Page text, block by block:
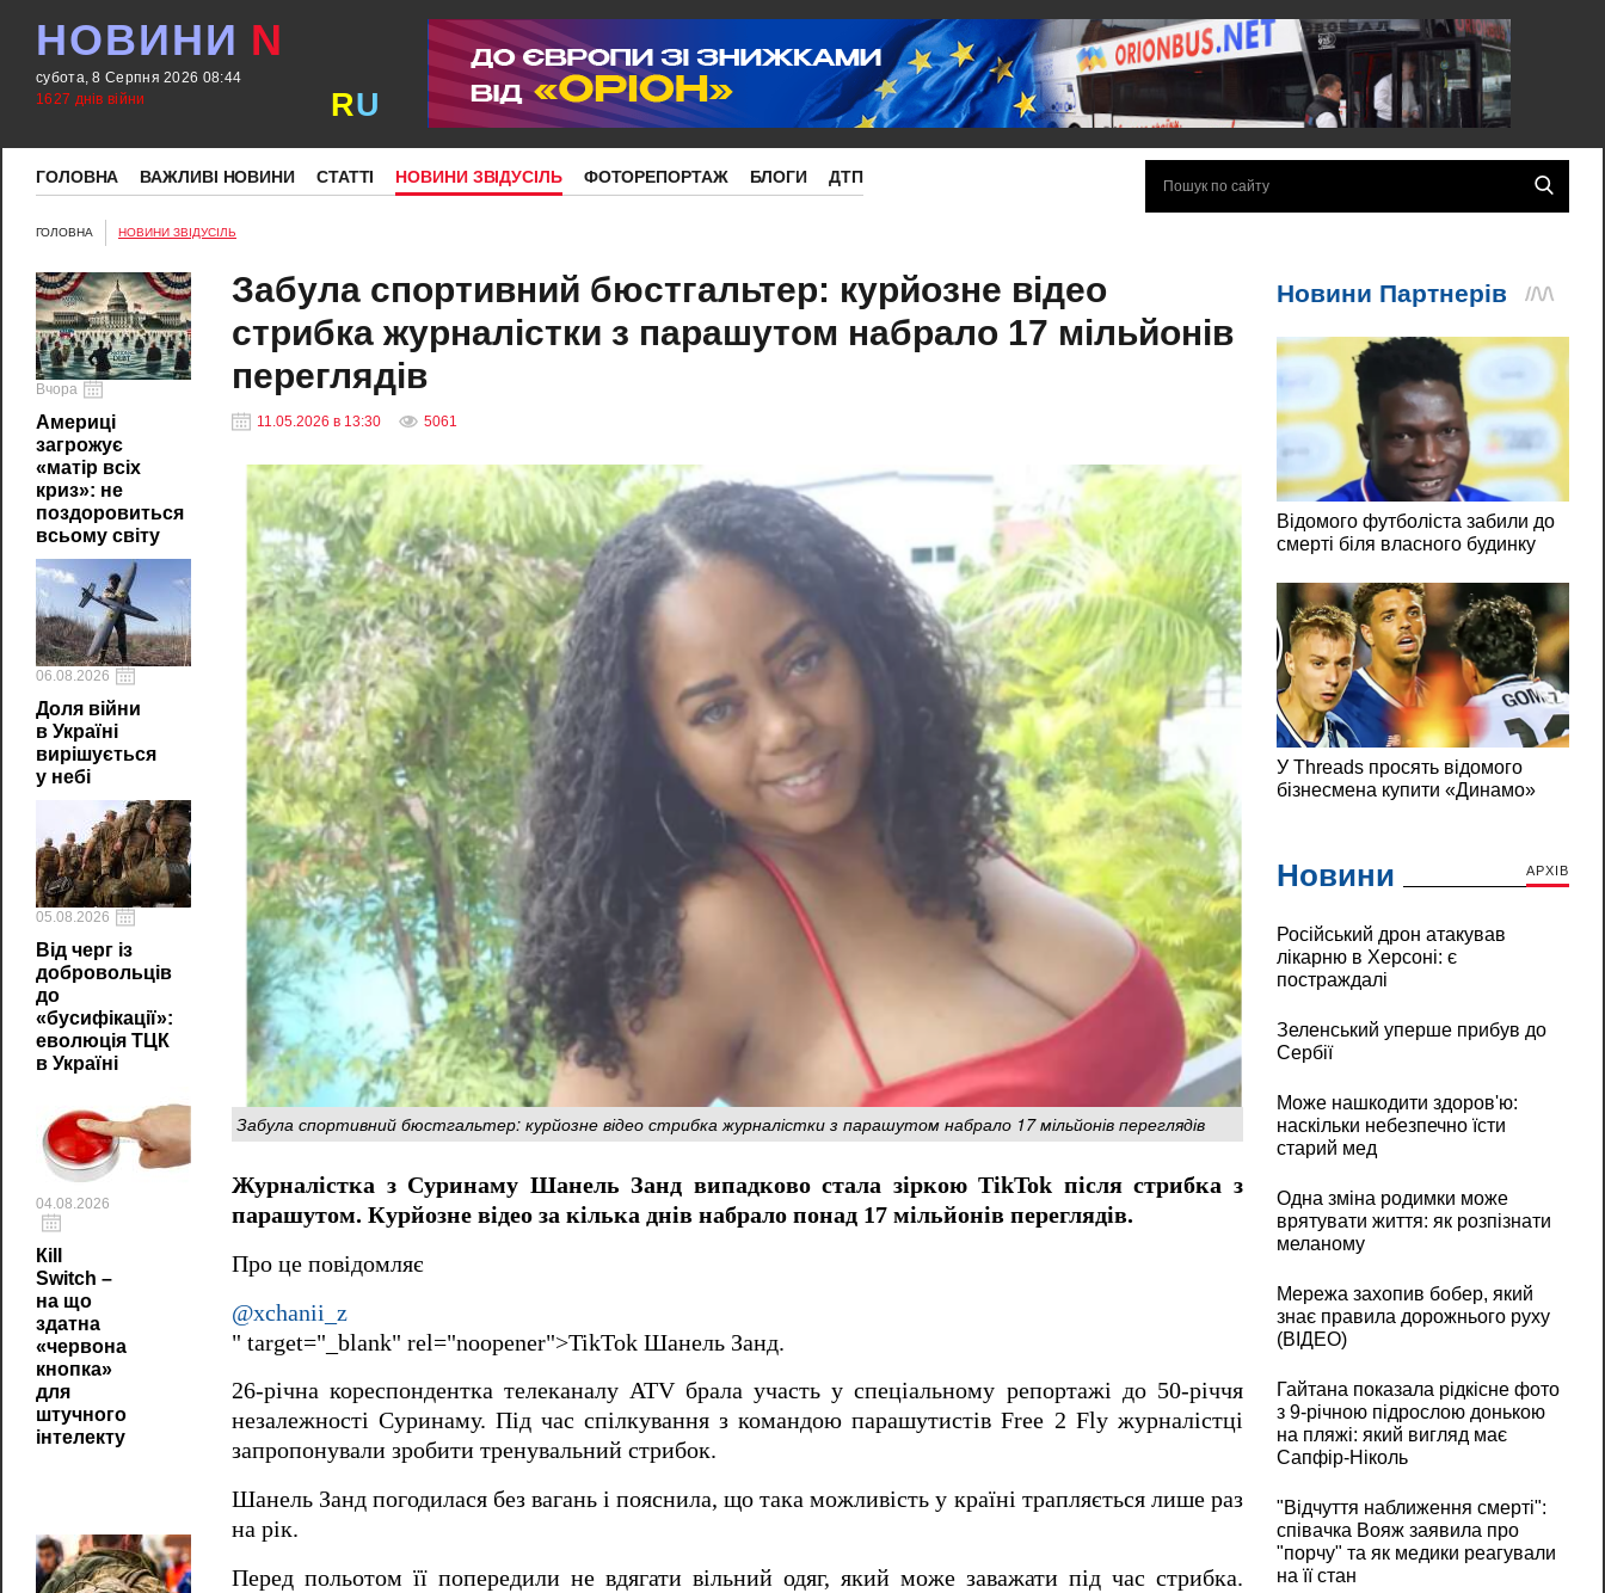
НОВИНИ N
субота, 8 Серпня 2026 08:44
1627 днів війни
RU
ГОЛОВНА ВАЖЛИВІ НОВИНИ СТАТТІ НОВИНИ ЗВІДУСІЛЬ ФОТОРЕПОРТАЖ БЛОГИ ДТП
ГОЛОВНА НОВИНИ ЗВІДУСІЛЬ
Вчора
Америці
загрожує
«матір всіх
криз»: не
поздоровиться
всьому світу
06.08.2026
Доля війни
в Україні
вирішується
у небі
05.08.2026
Від черг із
добровольців
до
«бусифікації»:
еволюція ТЦК
в Україні
04.08.2026
Кill
Switch –
на що
здатна
«червона
кнопка»
для
штучного
інтелекту
Забула спортивний бюстгальтер: курйозне відео
стрибка журналістки з парашутом набрало 17 мільйонів
переглядів
11.05.2026 в 13:30 5061
Забула спортивний бюстгальтер: курйозне відео стрибка журналістки з парашутом набрало 17 мільйонів переглядів
Журналістка з Суринаму Шанель Занд випадково стала зіркою TikTok після стрибка з
парашутом. Курйозне відео за кілька днів набрало понад 17 мільйонів переглядів.
Про це повідомляє
@xchanii_z
" target="_blank" rel="noopener">TikTok Шанель Занд.
26-річна кореспондентка телеканалу ATV брала участь у спеціальному репортажі до 50-річчя
незалежності Суринаму. Під час спілкування з командою парашутистів Free 2 Fly журналістці
запропонували зробити тренувальний стрибок.
Шанель Занд погодилася без вагань і пояснила, що така можливість у країні трапляється лише раз
на рік.
Перед польотом її попередили не вдягати вільний одяг, який може заважати під час стрибка.
Новини АРХІВ
Російський дрон атакував
лікарню в Херсоні: є
постраждалі
Зеленський уперше прибув до
Сербії
Може нашкодити здоров'ю:
наскільки небезпечно їсти
старий мед
Одна зміна родимки може
врятувати життя: як розпізнати
меланому
Мережа захопив бобер, який
знає правила дорожнього руху
(ВІДЕО)
Гайтана показала рідкісне фото
з 9-річною підрослою донькою
на пляжі: який вигляд має
Сапфір-Ніколь
"Відчуття наближення смерті":
співачка Вояж заявила про
"порчу" та як медики реагували
на її стан